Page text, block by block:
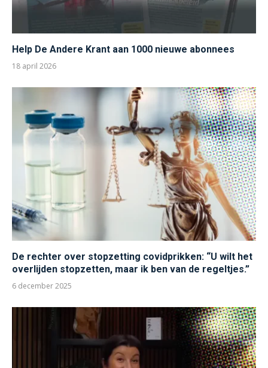
Help De Andere Krant aan 1000 nieuwe abonnees
18 april 2026
De rechter over stopzetting covidprikken: “U wilt het
overlijden stopzetten, maar ik ben van de regeltjes.”
6 december 2025